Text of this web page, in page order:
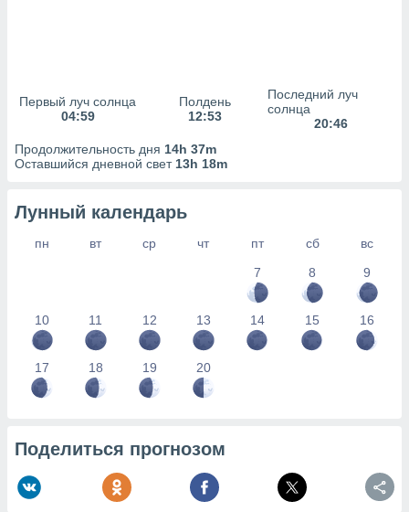
Первый луч солнца
04:59
Полдень
12:53
Последний луч
солнца
20:46
Продолжительность дня 14h 37m
Оставшийся дневной свет 13h 18m
Лунный календарь
пн вт ср чт пт сб
вс
7
8 9
10 11 12 13 14 15 16
17 18 19 20
Поделиться прогнозом